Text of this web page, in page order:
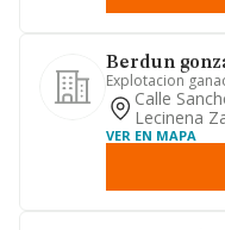
Berdun
Explotacion
Calle
Lecinena
VER EN MAPA